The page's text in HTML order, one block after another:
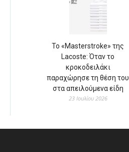
Το «Masterstroke» της
Lacoste: Όταν το
κροκοδειλάκι
παραχώρησε τη θέση του
στα απειλούμενα είδη
23 Ιουλίου 2026